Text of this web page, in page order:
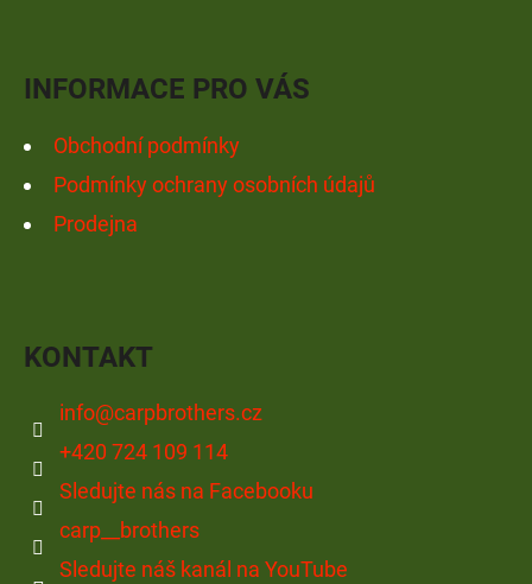
INFORMACE PRO VÁS
Obchodní podmínky
Podmínky ochrany osobních údajů
Prodejna
KONTAKT
info@carpbrothers.cz
+420 724 109 114
Sledujte nás na Facebooku
carp__brothers
Sledujte náš kanál na YouTube